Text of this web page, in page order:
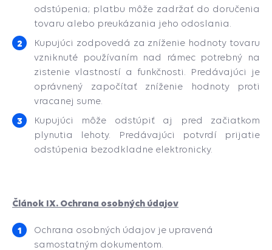
odstúpenia; platbu môže zadržať do doručenia
tovaru alebo preukázania jeho odoslania.
Kupujúci zodpovedá za zníženie hodnoty tovaru
vzniknuté používaním nad rámec potrebný na
zistenie vlastností a funkčnosti. Predávajúci je
oprávnený započítať zníženie hodnoty proti
vracanej sume.
Kupujúci môže odstúpiť aj pred začiatkom
plynutia lehoty. Predávajúci potvrdí prijatie
odstúpenia bezodkladne elektronicky.
Článok IX. Ochrana osobných údajov
Ochrana osobných údajov je upravená
samostatným dokumentom.